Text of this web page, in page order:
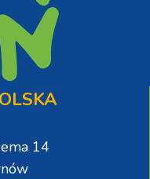
14